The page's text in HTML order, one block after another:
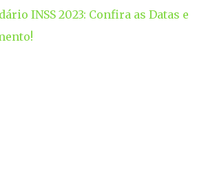
INSS 2023: Confira as Datas e